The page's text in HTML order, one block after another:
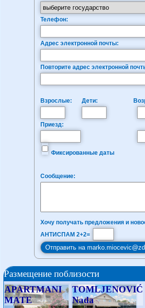
Телефон:
Адрес электронной почты:
Повторите адрес электронной
Взрослые: Дети:
Приезд:
Фиксированные даты
Сообщение:
Хочу получать предложения и
АНТИСПАМ 2+2=
Размещение поблизости
APARTMANI
MATE
TOMLJENOVIĆ
Nada